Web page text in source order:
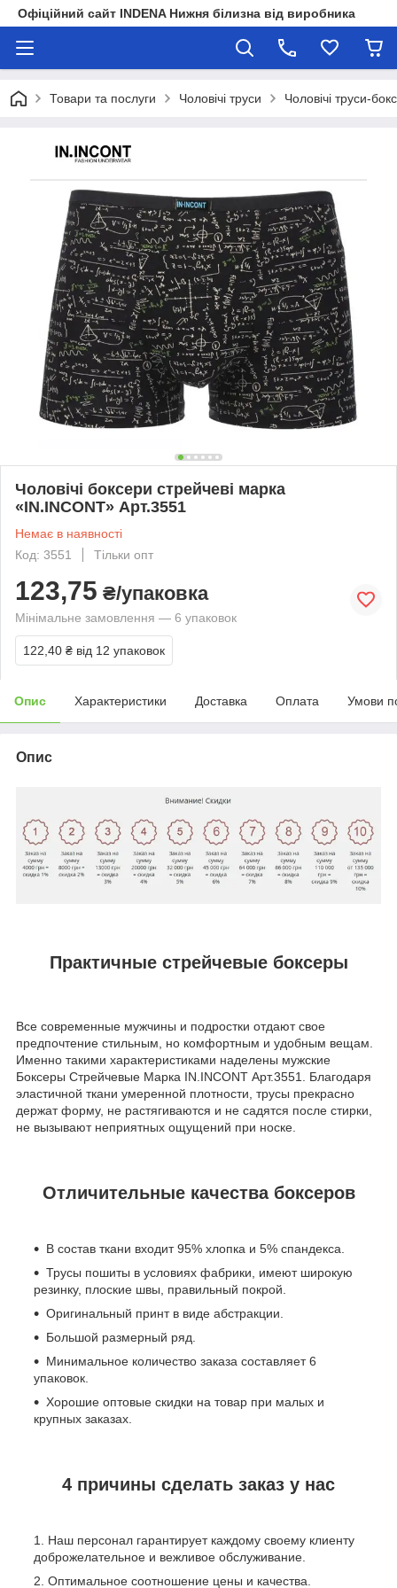
Офіційний сайт INDENA Нижня білизна від виробника
Товари та послуги Чоловічі труси Чоловічі труси-
Чоловічі боксери стрейчеві марка
«IN.INCONT» Арт.3551
Немає в наявності
Код: 3551
Тільки опт
123,75 ₴/упаковка
Мінімальне замовлення — 6 упаковок
122,40 ₴ від 12 упаковок
Опис Характеристики Доставка Оплата Умови
Опис
Практичные стрейчевые боксеры
Все современные мужчины и подростки отдают свое
предпочтение стильным, но комфортным и удобным вещам.
Именно такими характеристиками наделены мужские
Боксеры Стрейчевые Марка IN.INCONT Арт.3551. Благодаря
эластичной ткани умеренной плотности, трусы прекрасно
держат форму, не растягиваются и не садятся после стирки,
не вызывают неприятных ощущений при носке.
Отличительные качества боксеров
В состав ткани входит 95% хлопка и 5% спандекса.
Трусы пошиты в условиях фабрики, имеют широкую
резинку, плоские швы, правильный покрой.
Оригинальный принт в виде абстракции.
Большой размерный ряд.
Минимальное количество заказа составляет 6
упаковок.
Хорошие оптовые скидки на товар при малых и
крупных заказах.
4 причины сделать заказ у нас
Наш персонал гарантирует каждому своему клиенту
доброжелательное и вежливое обслуживание.
Оптимальное соотношение цены и качества.